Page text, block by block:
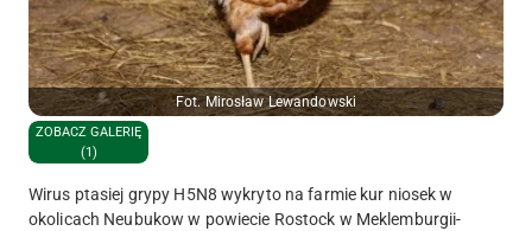
Fot. Mirosław Lewandowski
ZOBACZ GALERIĘ
(1)
Wirus ptasiej grypy H5N8 wykryto na farmie kur niosek w
okolicach Neubukow w powiecie Rostock w Meklemburgii-